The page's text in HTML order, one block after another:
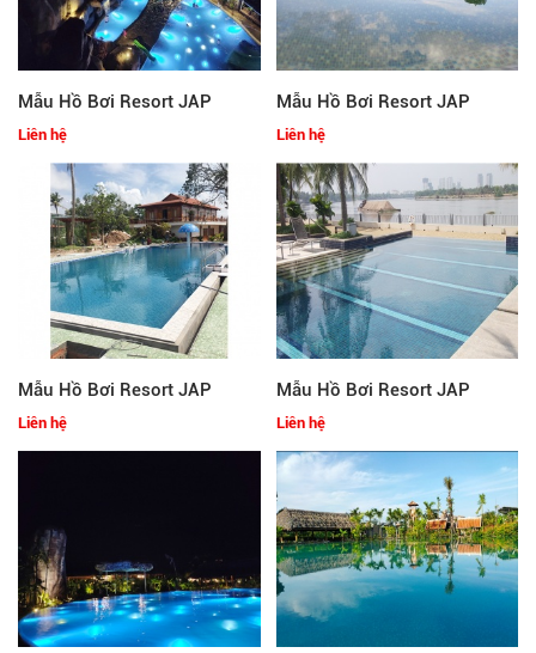
Mẫu Hồ Bơi Resort JAP
Liên hệ
Mẫu Hồ Bơi Resort JAP
Liên hệ
Mẫu Hồ Bơi Resort JAP
Liên hệ
Mẫu Hồ Bơi Resort JAP
Liên hệ